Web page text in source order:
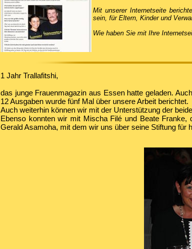
Mit unserer Internetseite
sein, für Eltern, Kinder und
Wie haben Sie mit Ihre
1 Jahr Trallafitshi,
das junge Frauenmagazin aus Essen hatte geladen.
12 Ausgaben wurde fünf Mal über unsere Arbeit berichtet.
Auch weiterhin können wir mit der Unterstützung der
Ebenso konnten wir mit Mischa Filé und Beate
Gerald Asamoha, mit dem wir uns über seine Stiftung für